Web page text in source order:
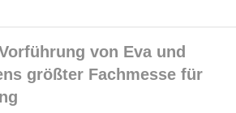
von Eva und
größter Fachmesse für